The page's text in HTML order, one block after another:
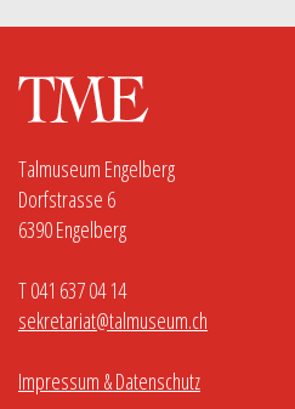
Talmuseum Engelberg
Dorfstrasse 6
6390 Engelberg
T 041 637 04 14
sekretariat@talmuseum.ch
Impressum & Datenschutz